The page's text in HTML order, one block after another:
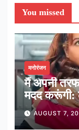
You missed
मनोरंजन
मैं अपनी
मदद करूंगी:
कालरा
AUGUST 7,